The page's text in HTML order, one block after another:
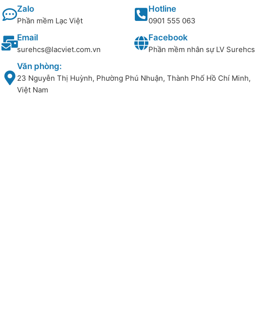
Zalo
Phần mềm Lạc Việt
Hotline
0901 555 063
Email
surehcs@lacviet.com.vn
Facebook
Phần mềm nhân sự LV Surehcs
Văn phòng:
23 Nguyễn Thị Huỳnh, Phường Phú Nhuận, Thành Phố Hồ Chí Minh,
Việt Nam